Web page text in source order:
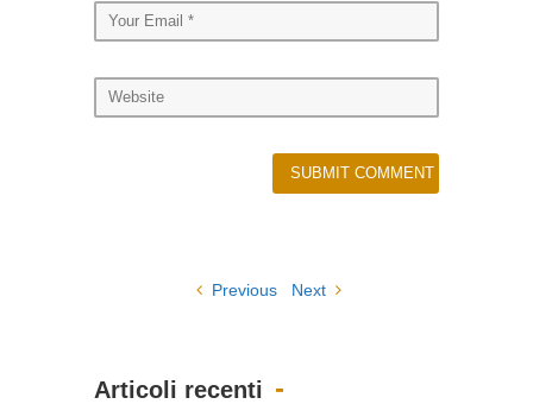
Previous Next
Articoli recenti